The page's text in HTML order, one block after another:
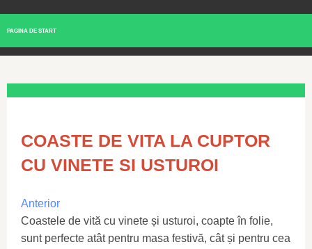
PAGINA DE START
COASTE DE VITA LA CUPTOR
CU VINETE SI USTUROI
Anterior
Coastele de vită cu vinete și usturoi, coapte în folie,
sunt perfecte atât pentru masa festivă, cât și pentru cea